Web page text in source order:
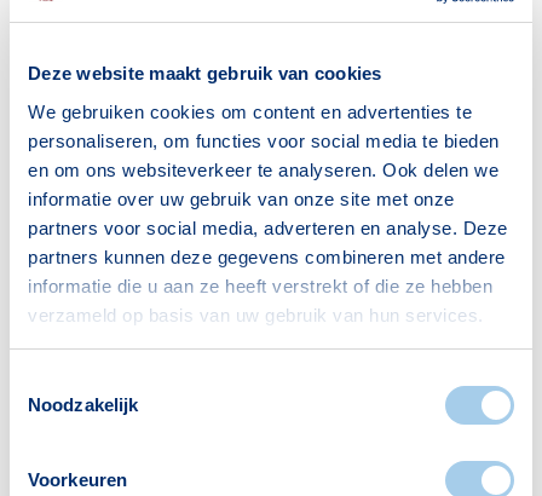
Deze website maakt gebruik van cookies
We gebruiken cookies om content en advertenties te
personaliseren, om functies voor social media te bieden
en om ons websiteverkeer te analyseren. Ook delen we
informatie over uw gebruik van onze site met onze
partners voor social media, adverteren en analyse. Deze
partners kunnen deze gegevens combineren met andere
informatie die u aan ze heeft verstrekt of die ze hebben
verzameld op basis van uw gebruik van hun services.
Noodzakelijk
Voorkeuren
Alleenwonend
76
Bron: CBS
Voorzieningen in Spoorzicht
Deze wijk heeft het allemaal voor je. Zo vind je